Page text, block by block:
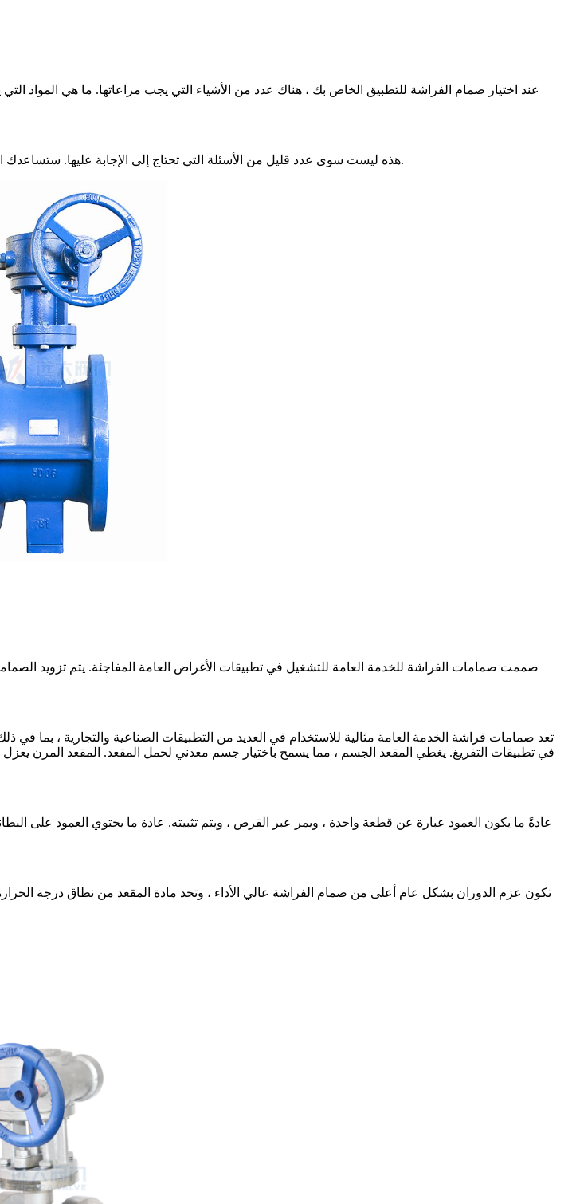
عند اختيار صمام الفراشة للتطبيق الخاص بك ، هناك عدد من الأشياء التي يجب مراعاتها. ما هي المواد
هذه ليست سوى عدد قليل من الأسئلة التي تحتاج إلى الإجابة عليها. ستساعدك الإجابات على هذه الأسئلة في تحديد ما إذا كنت بحاجة إلى خدمة عامة أو صمام فراشة عالي الأداء.
تعد صمامات فراشة الخدمة العامة مثالية للاستخدام في العديد من التطبيقات الصناعية والتجارية ، بما في
في تطبيقات التفريغ. يغطي المقعد الجسم ، مما يسمح باختيار جسم معدني لحمل المقعد. المقعد المرن يعزل
عادةً ما يكون العمود عبارة عن قطعة واحدة ، ويمر عبر القرص ، ويتم تثبيته. عادة ما يحتوي العمود على